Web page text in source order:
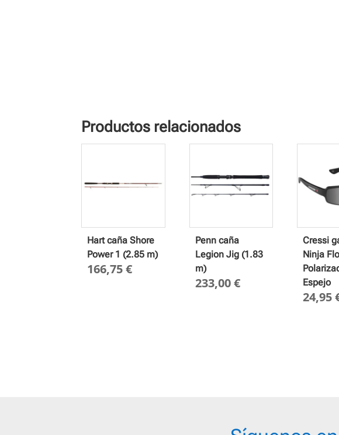
Productos relacionados
Hart caña Shore
Power 1 (2.85 m)
166,75€
Penn caña
Legion Jig (1.83
m)
233,00€
Cressi
Ninja
Espejo
24,95